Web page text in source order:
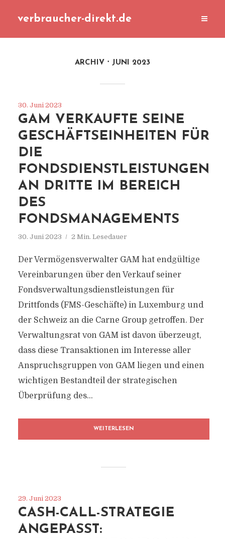
verbraucher-direkt.de
ARCHIV JUNI 2023
30. Juni 2023
GAM VERKAUFTE SEINE
GESCHÄFTSEINHEITEN FÜR
DIE
FONDSDIENSTLEISTUNGEN
AN DRITTE IM BEREICH
DES
FONDSMANAGEMENTS
30. Juni 2023 2 Min. Lesedauer
Der Vermögensverwalter GAM hat endgültige
Vereinbarungen über den Verkauf seiner
Fondsverwaltungsdienstleistungen für
Drittfonds (FMS-Geschäfte) in Luxemburg und
der Schweiz an die Carne Group getroffen. Der
Verwaltungsrat von GAM ist davon überzeugt,
dass diese Transaktionen im Interesse aller
Anspruchsgruppen von GAM liegen und einen
wichtigen Bestandteil der strategischen
Überprüfung des...
WEITERLESEN
29. Juni 2023
CASH-CALL-STRATEGIE
ANGEPASST: